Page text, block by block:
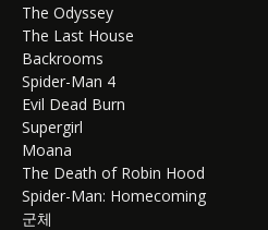
The Odyssey
The Last House
Backrooms
Spider-Man 4
Evil Dead Burn
Supergirl
Moana
The Death of Robin Hood
Spider-Man: Homecoming
군체